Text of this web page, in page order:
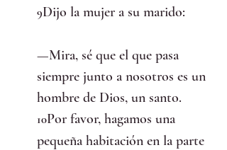
9Dijo la mujer a su marido:
—Mira, sé que el que pasa
siempre junto a nosotros es un
hombre de Dios, un santo.
10Por favor, hagamos una
pequeña habitación en la parte